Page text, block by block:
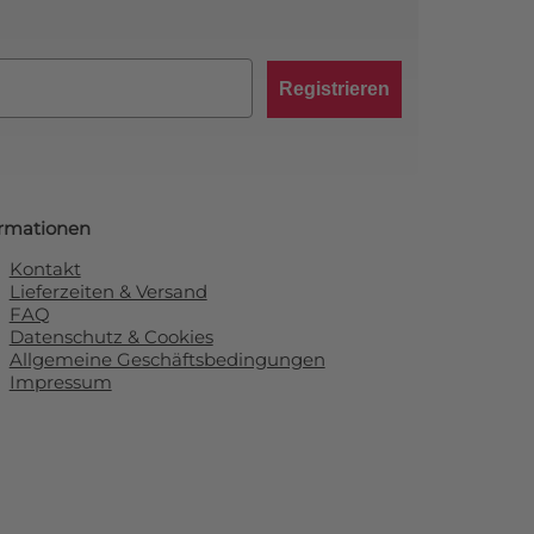
Registrieren
Kontakt
Lieferzeiten & Versand
FAQ
Datenschutz & Cookies
Allgemeine Geschäftsbedingungen
Impressum